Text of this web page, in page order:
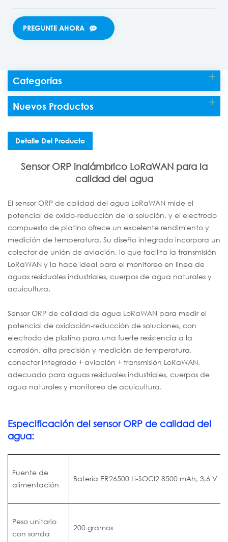
PREGUNTE AHORA
Categorías
Nuevos Productos
Detalle Del Producto
Sensor ORP inalámbrico LoRaWAN para la
calidad del agua
El sensor ORP de calidad del agua LoRaWAN mide el
potencial de oxido-reducción de la solución, y el electrodo
compuesto de platino ofrece un excelente rendimiento y
medición de temperatura. Su diseño integrado incorpora un
colector de unión de aviación, lo que facilita la transmisión
LoRaWAN y la hace ideal para el monitoreo en línea de
aguas residuales industriales, cuerpos de agua naturales y
acuicultura.
Sensor ORP de calidad de agua LoRaWAN para medir el
potencial de oxidación-reducción de soluciones, con
electrodo de platino para una fuerte resistencia a la
corrosión, alta precisión y medición de temperatura,
conector integrado + aviación + transmisión LoRaWAN,
adecuado para aguas residuales industriales, cuerpos de
agua naturales y monitoreo de acuicultura.
Especificación del sensor ORP de calidad del
agua:
Fuente de
alimentación
Batería ER26500 Li-SOCl2 8500 mAh, 3,6 V
Peso unitario
con sonda
200 gramos